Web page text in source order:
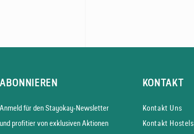
ABONNIEREN
Anmeld für den Stayokay-News­letter
und profitier von exklusiven Aktionen
KONTAKT
Kontakt Uns
Kontakt Hostels